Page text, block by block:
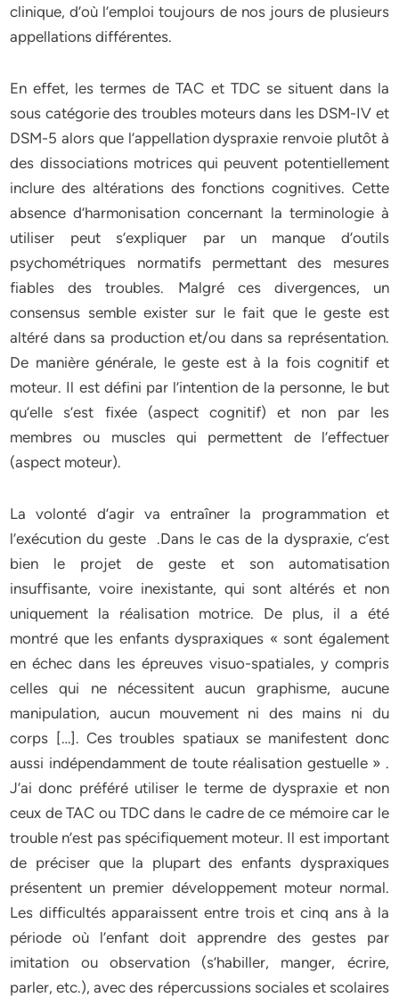
clinique, d’où l’emploi toujours de nos jours de plusieurs
appellations différentes.
En effet, les termes de TAC et TDC se situent dans la
sous catégorie des troubles moteurs dans les DSM-IV et
DSM-5 alors que l’appellation dyspraxie renvoie plutôt à
des dissociations motrices qui peuvent potentiellement
inclure des altérations des fonctions cognitives. Cette
absence d’harmonisation concernant la terminologie à
utiliser peut s’expliquer par un manque d’outils
psychométriques normatifs permettant des mesures
fiables des troubles. Malgré ces divergences, un
consensus semble exister sur le fait que le geste est
altéré dans sa production et/ou dans sa représentation.
De manière générale, le geste est à la fois cognitif et
moteur. Il est défini par l’intention de la personne, le but
qu’elle s’est fixée (aspect cognitif) et non par les
membres ou muscles qui permettent de l’effectuer
(aspect moteur).
La volonté d’agir va entraîner la programmation et
l’exécution du geste .Dans le cas de la dyspraxie, c’est
bien le projet de geste et son automatisation
insuffisante, voire inexistante, qui sont altérés et non
uniquement la réalisation motrice. De plus, il a été
montré que les enfants dyspraxiques « sont également
en échec dans les épreuves visuo-spatiales, y compris
celles qui ne nécessitent aucun graphisme, aucune
manipulation, aucun mouvement ni des mains ni du
corps […]. Ces troubles spatiaux se manifestent donc
aussi indépendamment de toute réalisation gestuelle » .
J’ai donc préféré utiliser le terme de dyspraxie et non
ceux de TAC ou TDC dans le cadre de ce mémoire car le
trouble n’est pas spécifiquement moteur. Il est important
de préciser que la plupart des enfants dyspraxiques
présentent un premier développement moteur normal.
Les difficultés apparaissent entre trois et cinq ans à la
période où l’enfant doit apprendre des gestes par
imitation ou observation (s’habiller, manger, écrire,
parler, etc.), avec des répercussions sociales et scolaires